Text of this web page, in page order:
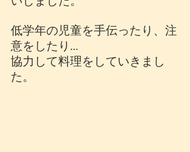
低学年の児童を手伝ったり、注
意をしたり…
協力して料理をしていきまし
た。